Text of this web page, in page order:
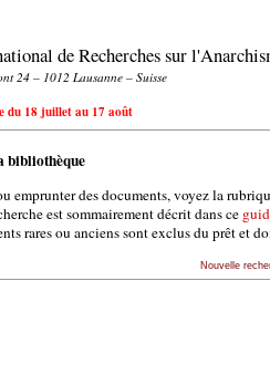
de Recherches sur
24 – 1012 Lausanne – Suisse
du 18 juillet au 17 août
bibliothèque
emprunter des documents, voyez la
est sommairement décrit dans ce
rares ou anciens sont exclus du prêt et
Nouvelle